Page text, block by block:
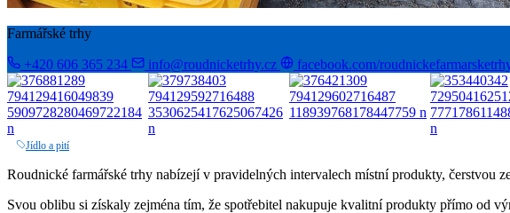
Farmářské trhy
+420 606 365 234 info@roudnicketrhy.cz facebook.com/
Jídlo a pití
Roudnické farmářské trhy nabízejí v pravidelných intervalech místní produkty, čerstvou
Svou oblibu si získaly zejména tím, že spotřebitel nakupuje kvalitní produkty přímo od